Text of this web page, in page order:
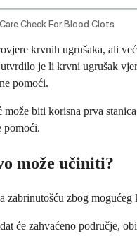
Check For Blood Clots
krvnih ugrušaka, ali
je li krvni ugrušak
pomoći.
biti korisna prva
pomoći.
može učiniti?
zabrinutošću zbog
će zahvaćeno područje,